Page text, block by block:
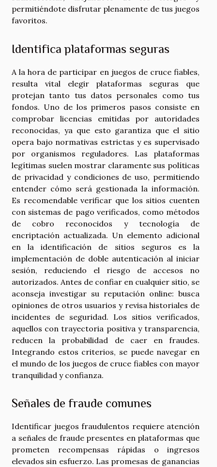
permitiéndote disfrutar plenamente de tus juegos
favoritos.
Identifica plataformas seguras
A la hora de participar en juegos de cruce fiables,
resulta vital elegir plataformas seguras que
protejan tanto tus datos personales como tus
fondos. Uno de los primeros pasos consiste en
comprobar licencias emitidas por autoridades
reconocidas, ya que esto garantiza que el sitio
opera bajo normativas estrictas y es supervisado
por organismos reguladores. Las plataformas
legítimas suelen mostrar claramente sus políticas
de privacidad y condiciones de uso, permitiendo
entender cómo será gestionada la información.
Es recomendable verificar que los sitios cuenten
con sistemas de pago verificados, como métodos
de cobro reconocidos y tecnología de
encriptación actualizada. Un elemento adicional
en la identificación de sitios seguros es la
implementación de doble autenticación al iniciar
sesión, reduciendo el riesgo de accesos no
autorizados. Antes de confiar en cualquier sitio, se
aconseja investigar su reputación online: busca
opiniones de otros usuarios y revisa historiales de
incidentes de seguridad. Los sitios verificados,
aquellos con trayectoria positiva y transparencia,
reducen la probabilidad de caer en fraudes.
Integrando estos criterios, se puede navegar en
el mundo de los juegos de cruce fiables con mayor
tranquilidad y confianza.
Señales de fraude comunes
Identificar juegos fraudulentos requiere atención
a señales de fraude presentes en plataformas que
prometen recompensas rápidas o ingresos
elevados sin esfuerzo. Las promesas de ganancias